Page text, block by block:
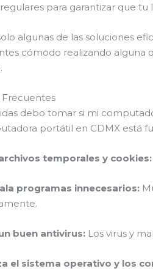
para garantizar que
algunas de las soluciones
cómodo realizando
Frecuentes
debo tomar si mi
portátil en CDMX está
temporales y cookies:
programas innecesarios:
buen antivirus: Los virus y
el sistema operativo y los